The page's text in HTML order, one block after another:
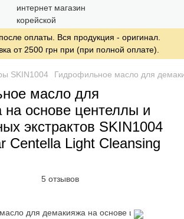
оплаты. Вся продукция - оригинал.
от 2500 грн при (при полной оплате).
SKIN1004 Гидрофильное масло для
масло для
основе центеллы и
экстрактов SKIN1004
Centella Light Cleansing
5 отзывов